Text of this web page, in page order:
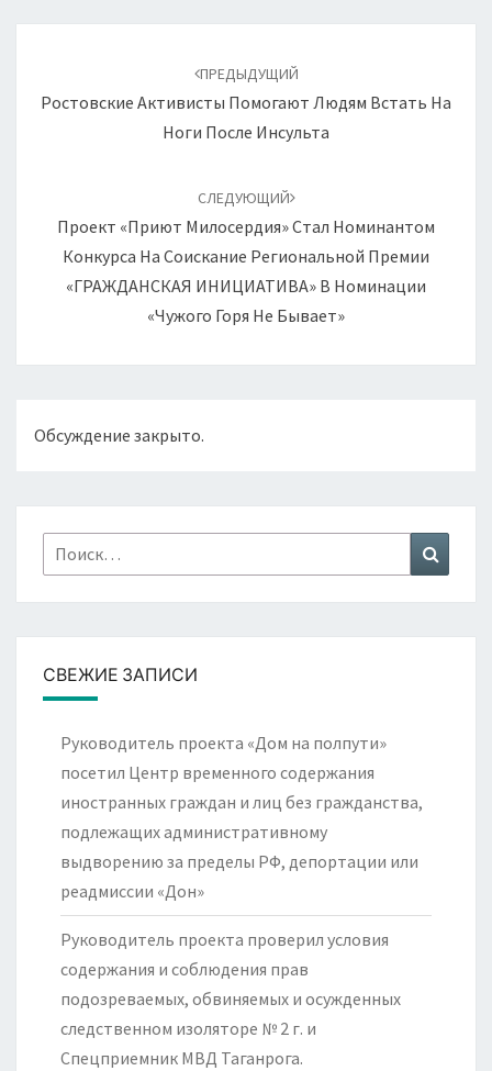
записям
ПРЕДЫДУЩИЙ
Ростовские Активисты Помогают Людям Встать На
Ноги После Инсульта
СЛЕДУЮЩИЙ
Проект «Приют Милосердия» Стал Номинантом
Конкурса На Соискание Региональной Премии
«ГРАЖДАНСКАЯ ИНИЦИАТИВА» В Номинации
«Чужого Горя Не Бывает»
Обсуждение закрыто.
Найти:
СВЕЖИЕ ЗАПИСИ
Руководитель проекта «Дом на полпути»
посетил Центр временного содержания
иностранных граждан и лиц без гражданства,
подлежащих административному
выдворению за пределы РФ, депортации или
реадмиссии «Дон»
Руководитель проекта проверил условия
содержания и соблюдения прав
подозреваемых, обвиняемых и осужденных
следственном изоляторе № 2 г. и
Спецприемник МВД Таганрога.